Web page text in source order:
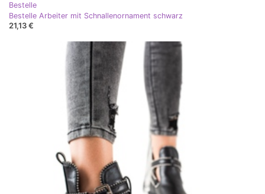
Bestelle
Bestelle Arbeiter mit Schnallenornament schwarz
21,13 €